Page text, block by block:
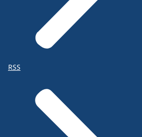
RSS